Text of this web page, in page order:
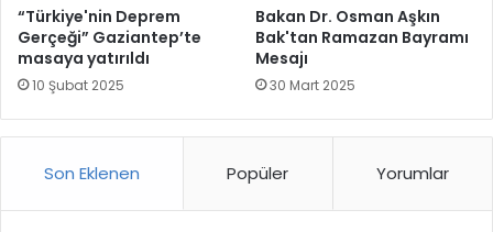
“Türkiye'nin Deprem
Gerçeği” Gaziantep’te
masaya yatırıldı
10 Şubat 2025
Bakan Dr. Osman Aşkın
Bak'tan Ramazan Bayramı
Mesajı
30 Mart 2025
Son Eklenen Popüler Yorumlar